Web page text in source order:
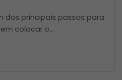
dos principais passos para
colocar o…